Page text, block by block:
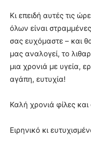
Κι επειδή αυτές τις
όλων είναι
σας ευχόμαστε – και
μας αναλογεί, το
μια χρονιά με υγεία,
αγάπη, ευτυχία!
Καλή χρονιά φίλες και
Ειρηνικό κι